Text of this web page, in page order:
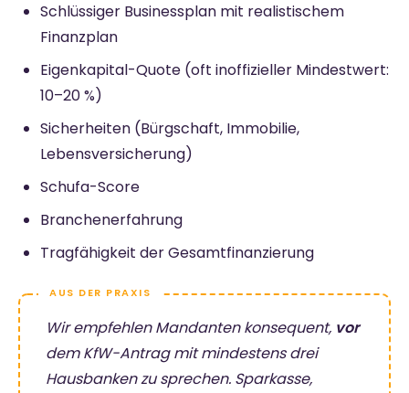
Schlüssiger Businessplan mit realistischem
Finanzplan
Eigenkapital-Quote (oft inoffizieller Mindestwert:
10–20 %)
Sicherheiten (Bürgschaft, Immobilie,
Lebensversicherung)
Schufa-Score
Branchenerfahrung
Tragfähigkeit der Gesamtfinanzierung
Wir empfehlen Mandanten konsequent, vor
dem KfW-Antrag mitmindestens drei
Hausbankenzu sprechen. Sparkasse,